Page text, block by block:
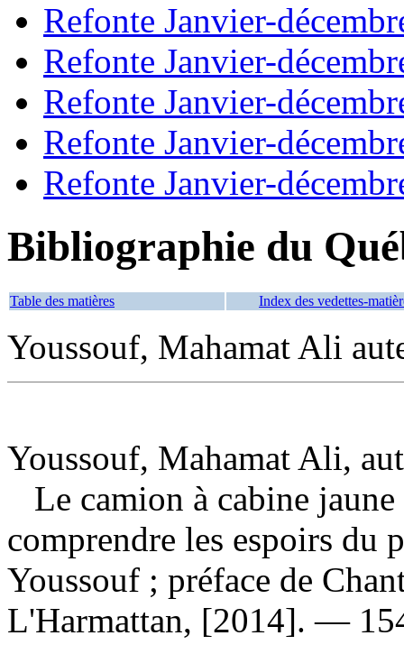
Refonte Janvier-
Refonte Janvier-
Refonte Janvier-
Refonte Janvier-
Refonte Janvier-
Bibliographie du
Table des matières Index des vedettes-
Youssouf, Mahamat Ali
Youssouf, Mahamat Ali,
Le camion à cabine
comprendre les espoirs du
Youssouf ; préface de
L'Harmattan, [2014]. —